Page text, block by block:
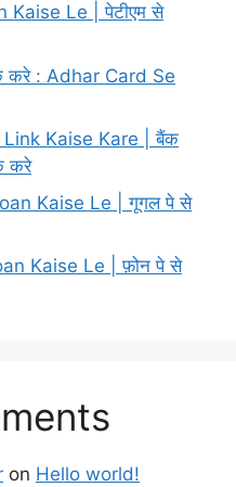
Kaise Le | पेटीएम से
करे : Adhar Card Se
Kaise Kare | बैंक
करे
Kaise Le | गूगल पे से
Kaise Le | फ़ोन पे से
on Hello world!